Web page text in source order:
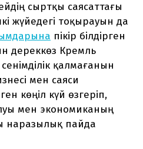
сыртқы саясаттағы
жүйедегі тоқырауын да
пікір білдірген
дереккөз Кремль
қалмағанын
мен саяси
көңіл күй өзгеріп,
мен экономиканың
наразылық пайда